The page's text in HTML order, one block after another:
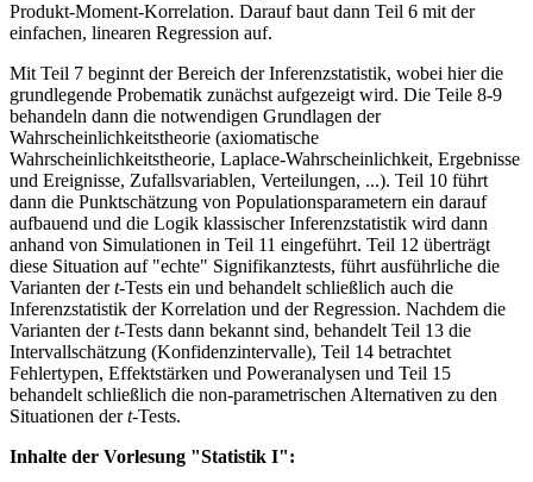
Produkt-Moment-Korrelation. Darauf baut dann Teil 6 mit der
einfachen, linearen Regression auf.
Mit Teil 7 beginnt der Bereich der Inferenzstatistik, wobei hier die
grundlegende Probematik zunächst aufgezeigt wird. Die Teile 8-9
behandeln dann die notwendigen Grundlagen der
Wahrscheinlichkeitstheorie (axiomatische
Wahrscheinlichkeitstheorie, Laplace-Wahrscheinlichkeit, Ergebnisse
und Ereignisse, Zufallsvariablen, Verteilungen, ...). Teil 10 führt
dann die Punktschätzung von Populationsparametern ein darauf
aufbauend und die Logik klassischer Inferenzstatistik wird dann
anhand von Simulationen in Teil 11 eingeführt. Teil 12 überträgt
diese Situation auf "echte" Signifikanztests, führt ausführliche die
Varianten dert-Tests ein und behandelt schließlich auch die
Inferenzstatistik der Korrelation und der Regression. Nachdem die
Varianten dert-Tests dann bekannt sind, behandelt Teil 13 die
Intervallschätzung (Konfidenzintervalle), Teil 14 betrachtet
Fehlertypen, Effektstärken und Poweranalysen und Teil 15
behandelt schließlich die non-parametrischen Alternativen zu den
Situationen dert-Tests.
Inhalte der Vorlesung "Statistik I":